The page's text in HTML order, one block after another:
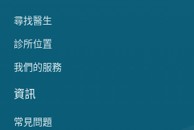
尋找醫生
診所位置
我們的服務
資訊
常見問題